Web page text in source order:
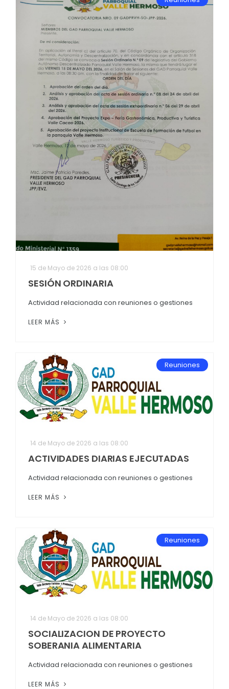
15 de Mayo de 2026 a las 08:00
SESIÓN ORDINARIA
Actividad relacionada con reuniones o gestiones
LEER MÁS
Reuniones
14 de Mayo de 2026 a las 08:00
ACTIVIDADES DIARIAS EJECUTADAS
Actividad relacionada con reuniones o gestiones
LEER MÁS
Reuniones
14 de Mayo de 2026 a las 08:00
SOCIALIZACION DE PROYECTO
SOBERANIA ALIMENTARIA
Actividad relacionada con reuniones o gestiones
LEER MÁS